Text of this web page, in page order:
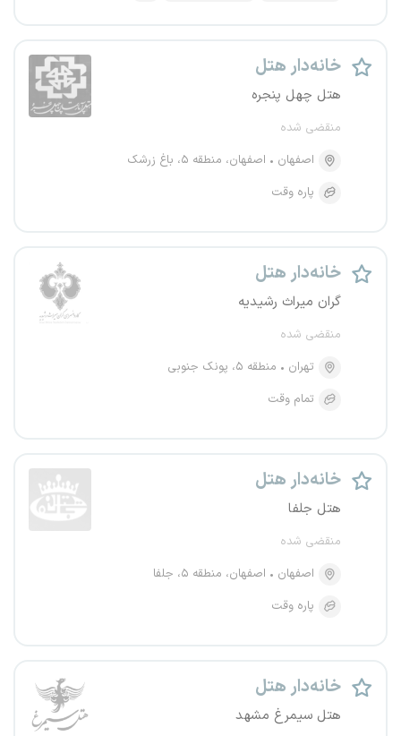
خانه‌دار هتل
هتل چهل پنجره
منقضی شده
اصفهان
اصفهان، منطقه ۵، باغ زرشک
پاره وقت
خانه‌دار هتل
گران میراث رشیدیه
منقضی شده
تهران
منطقه ۵، پونک جنوبی
تمام وقت
خانه‌دار هتل
هتل جلفا
منقضی شده
اصفهان
اصفهان، منطقه ۵، جلفا
پاره وقت
خانه‌دار هتل
هتل سیمرغ مشهد